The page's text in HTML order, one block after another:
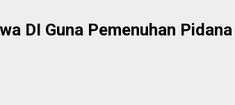
DI Guna Pemenuhan